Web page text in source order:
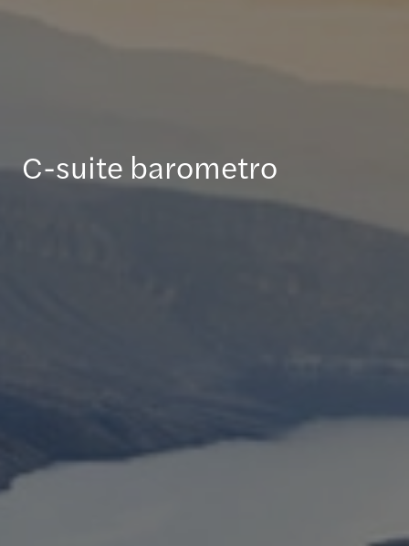
C-suite barometro